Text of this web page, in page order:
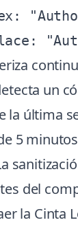
un
la última
5
del
la Cinta